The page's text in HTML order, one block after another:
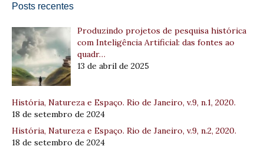
Posts recentes
Produzindo projetos de pesquisa histórica
com Inteligência Artificial: das fontes ao
quadr…
13 de abril de 2025
História, Natureza e Espaço. Rio de Janeiro, v.9, n.1, 2020.
18 de setembro de 2024
História, Natureza e Espaço. Rio de Janeiro, v.9, n.2, 2020.
18 de setembro de 2024